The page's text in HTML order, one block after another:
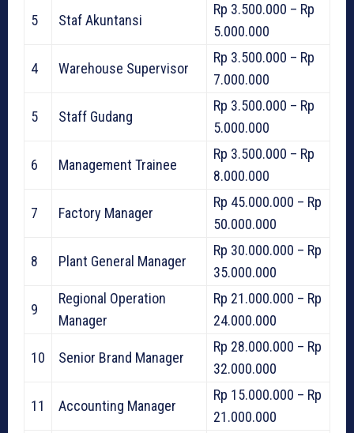
5 Staf Akuntansi
Rp 3.500.000 – Rp
5.000.000
4 Warehouse Supervisor
Rp 3.500.000 – Rp
7.000.000
5 Staff Gudang
Rp 3.500.000 – Rp
5.000.000
6 Management Trainee
Rp 3.500.000 – Rp
8.000.000
7 Factory Manager
Rp 45.000.000 – Rp
50.000.000
8 Plant General Manager
Rp 30.000.000 – Rp
35.000.000
9
Regional Operation
Manager
Rp 21.000.000 – Rp
24.000.000
10 Senior Brand Manager
Rp 28.000.000 – Rp
32.000.000
11 Accounting Manager
Rp 15.000.000 – Rp
21.000.000